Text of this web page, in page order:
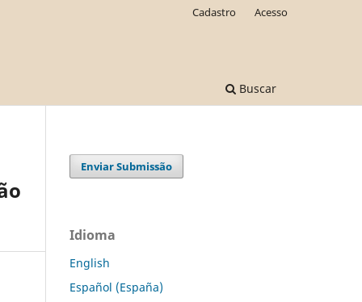
Buscar
Cadastro Acesso
Enviar Submissão
Idioma
English
Español (España)